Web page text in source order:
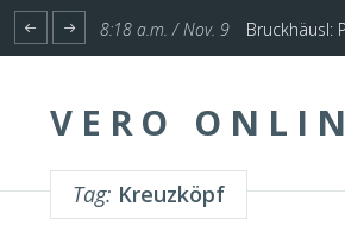
8:18 a.m. / Nov. 9 Bruckhäusl:
1:17 p.m. / Nov. 4 Start für
VERO
Tag: Kreuzköpf